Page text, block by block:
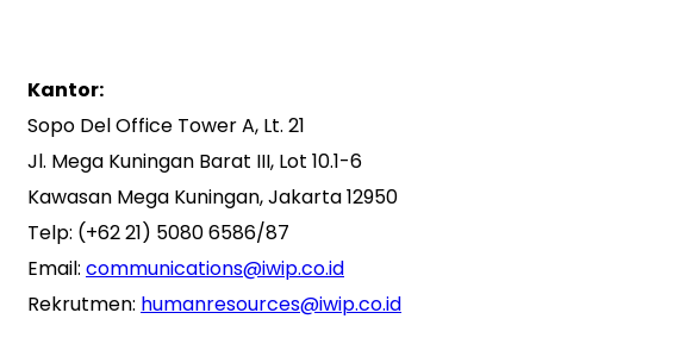
Kantor:
Sopo Del Office Tower A, Lt. 21
Jl. Mega Kuningan Barat III, Lot 10.1-6
Kawasan Mega Kuningan, Jakarta 12950
Telp: (+62 21) 5080 6586/87
Email: communications@iwip.co.id
Rekrutmen: humanresources@iwip.co.id